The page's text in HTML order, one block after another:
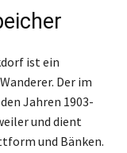
ist ein
Der im
Jahren 1903-
und dient
und Bänken.